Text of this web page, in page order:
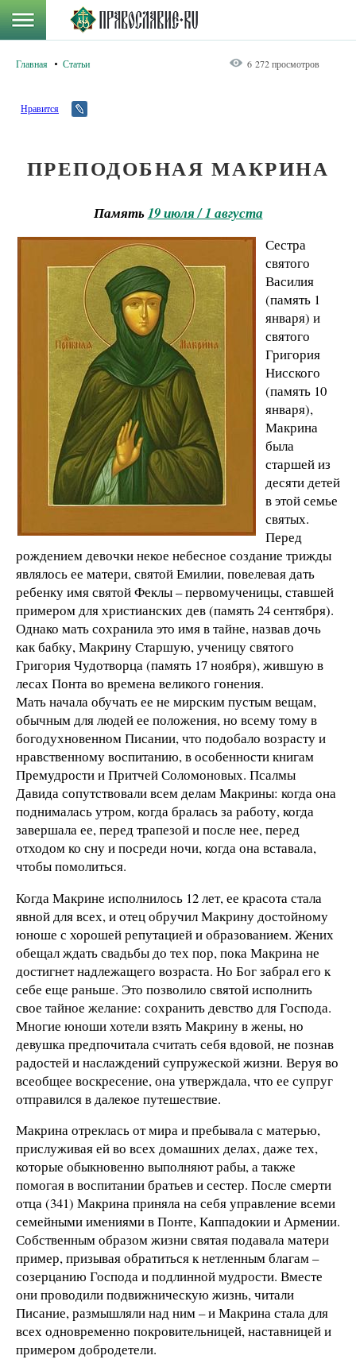
Главная Статьи 6 272 просмотров
Нравится
ПРЕПОДОБНАЯ МАКРИНА
Память19 июля / 1 августа
Сестра
святого
Василия
(память 1
января) и
святого
Григория
Нисского
(память 10
января),
Макрина
была
старшей из
десяти детей
в этой семье
святых.
Перед
рождением девочки некое небесное создание трижды
являлось ее матери, святой Емилии, повелевая дать
ребенку имя святой Феклы – первомученицы, ставшей
примером для христианских дев (память 24 сентября).
Однако мать сохранила это имя в тайне, назвав дочь
как бабку, Макрину Старшую, ученицу святого
Григория Чудотворца (память 17 ноября), жившую в
лесах Понта во времена великого гонения.
Мать начала обучать ее не мирским пустым вещам,
обычным для людей ее положения, но всему тому в
богодухновенном Писании, что подобало возрасту и
нравственному воспитанию, в особенности книгам
Премудрости и Притчей Соломоновых. Псалмы
Давида сопутствовали всем делам Макрины: когда она
поднималась утром, когда бралась за работу, когда
завершала ее, перед трапезой и после нее, перед
отходом ко сну и посреди ночи, когда она вставала,
чтобы помолиться.
Когда Макрине исполнилось 12 лет, ее красота стала
явной для всех, и отец обручил Макрину достойному
юноше с хорошей репутацией и образованием. Жених
обещал ждать свадьбы до тех пор, пока Макрина не
достигнет надлежащего возраста. Но Бог забрал его к
себе еще раньше. Это позволило святой исполнить
свое тайное желание: сохранить девство для Господа.
Многие юноши хотели взять Макрину в жены, но
девушка предпочитала считать себя вдовой, не познав
радостей и наслаждений супружеской жизни. Веруя во
всеобщее воскресение, она утверждала, что ее супруг
отправился в далекое путешествие.
Макрина отреклась от мира и пребывала с матерью,
прислуживая ей во всех домашних делах, даже тех,
которые обыкновенно выполняют рабы, а также
помогая в воспитании братьев и сестер. После смерти
отца (341) Макрина приняла на себя управление всеми
семейными имениями в Понте, Каппадокии и Армении.
Собственным образом жизни святая подавала матери
пример, призывая обратиться к нетленным благам –
созерцанию Господа и подлинной мудрости. Вместе
они проводили подвижническую жизнь, читали
Писание, размышляли над ним – и Макрина стала для
всех одновременно покровительницей, наставницей и
примером добродетели.